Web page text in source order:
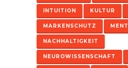
INTUITION KULTUR
MARKENSCHUTZ
NACHHALTIGKEIT
NEUROWISSENSCHAFT